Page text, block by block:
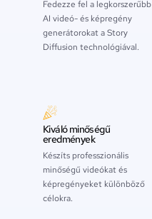
Fedezze fel a legkorszerűbb
AI videó- és képregény
generátorokat a Story
Diffusion technológiával.
Kiváló minőségű
eredmények
Készíts professzionális
minőségű videókat és
képregényeket különböző
célokra.